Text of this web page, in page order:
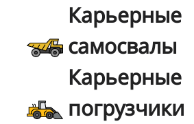
Карьерные
самосвалы
Карьерные
погрузчики